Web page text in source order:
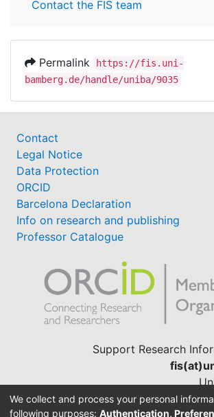
Contact the FIS team
Permalink
https://fis.uni-
bamberg.de/handle/uniba/9035
Contact
Legal Notice
Data Protection
ORCID
Barcelona Declaration
Info on research and publishing
Professor Catalogue
Support Research
We collect and process your personal
following purposes: Authentication,